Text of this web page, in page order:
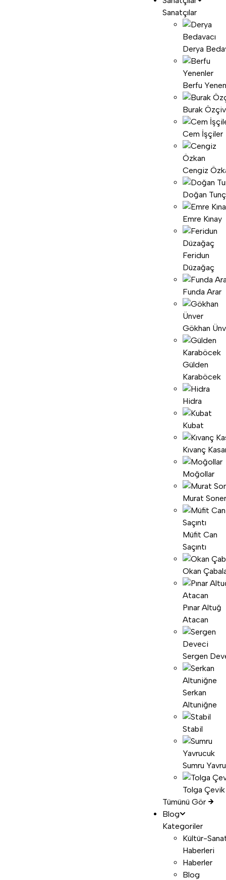
Sanatçılar
Derya
Berfu
Burak
Cem İşçiler
Cengiz
Doğan
Emre Kınay
Feridun
Düzağaç
Funda Arar
Gökhan
Gülden
Karaböcek
Hidra
Kubat
Kıvanç
Moğollar
Murat Soner
Müfit Can
Saçıntı
Okan
Pınar Altuğ
Atacan
Sergen
Serkan
Altuniğne
Stabil
Sumru
Tolga Çevik
Tümünü Gör
Blog
Kategoriler
Kültür-
Haberleri
Haberler
Blog